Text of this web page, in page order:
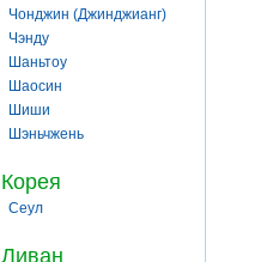
Чонджин (Джинджианг)
Чэнду
Шаньтоу
Шаосин
Шиши
Шэньчжень
Корея
Сеул
Ливан